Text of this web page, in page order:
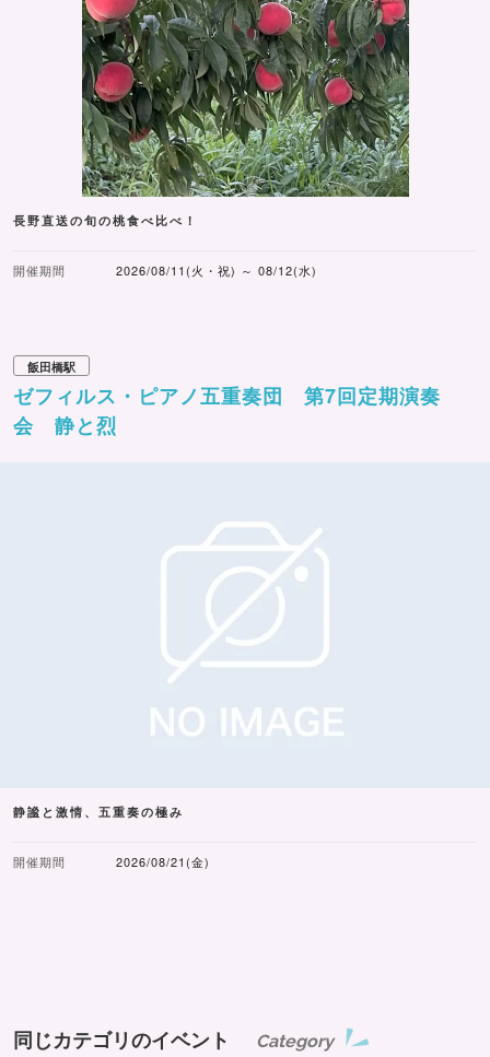
長野直送の旬の桃食べ比べ！
開催期間 2026/08/11(火・祝) ～ 08/12(水)
飯田橋駅
ゼフィルス・ピアノ五重奏団 第7回定期演奏
会 静と烈
静謐と激情、五重奏の極み
開催期間 2026/08/21(金)
同じカテゴリのイベント Category